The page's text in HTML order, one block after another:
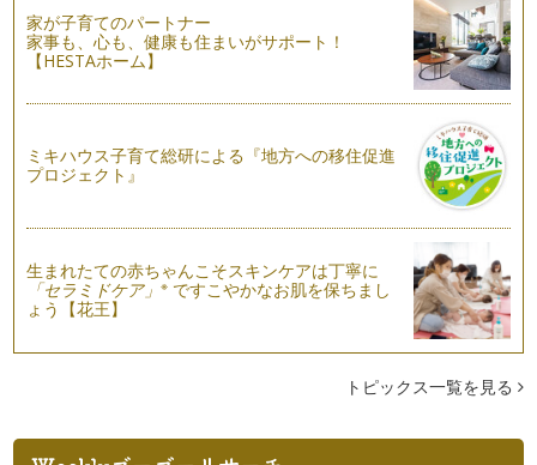
家族で楽しむ★アロマテラピーとはどんなもの？
様々な香りを漂わせたり、クラフトを作ったり、トリートメン
トをしたり…。最近で…
家が子育てのパートナー
家事も、心も、健康も住まいがサポート！
【HESTAホーム】
ミキハウス子育て総研による『地方への移住促進
プロジェクト』
生まれたての赤ちゃんこそスキンケアは丁寧に
「セラミドケア」※ ですこやかなお肌を保ちまし
ょう【花王】
トピックス一覧を見る